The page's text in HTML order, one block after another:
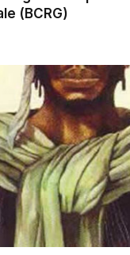
(BCRG)